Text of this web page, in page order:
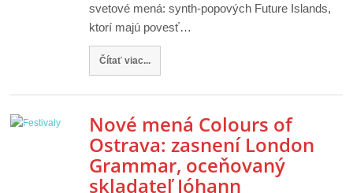
svetové mená: synth-popových Future Islands,
ktorí majú povesť…
Čítať viac...
Nové mená Colours of
Ostrava: zasnení London
Grammar, oceňovaný
skladateľ Jóhann